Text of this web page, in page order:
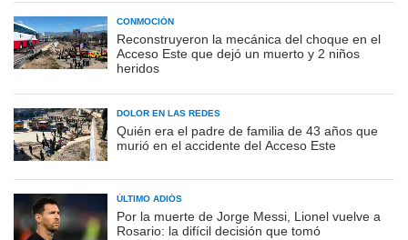
CONMOCIÓN
Reconstruyeron la mecánica del choque en el
Acceso Este que dejó un muerto y 2 niños
heridos
DOLOR EN LAS REDES
Quién era el padre de familia de 43 años que
murió en el accidente del Acceso Este
ÚLTIMO ADIÓS
Por la muerte de Jorge Messi, Lionel vuelve a
Rosario: la difícil decisión que tomó